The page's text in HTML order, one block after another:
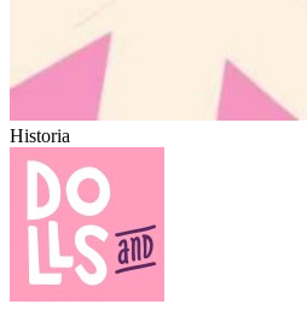
Historia